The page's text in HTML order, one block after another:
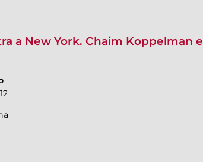
a New York. Chaim Koppelman e